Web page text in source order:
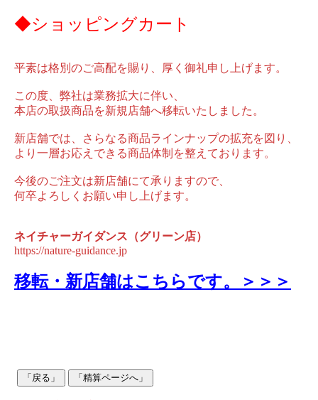
◆ショッピングカート
平素は格別のご高配を賜り、厚く御礼申し上げます。
この度、弊社は業務拡大に伴い、
本店の取扱商品を新規店舗へ移転いたしました。
新店舗では、さらなる商品ラインナップの拡充を図り、
より一層お応えできる商品体制を整えております。
今後のご注文は新店舗にて承りますので、
何卒よろしくお願い申し上げます。
ネイチャーガイダンス（グリーン店）
https://nature-guidance.jp
移転・新店舗はこちらです。＞＞＞